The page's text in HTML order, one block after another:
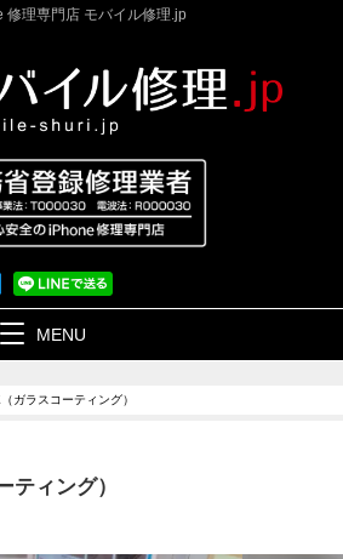
修理専門店 モバイル修理.jp
MENU
ガラスコーティング）
ティング）